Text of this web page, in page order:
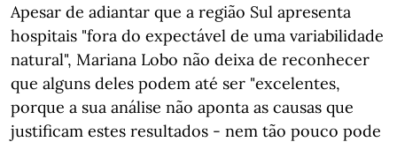
Apesar de adiantar que a região Sul apresenta
hospitais "fora do expectável de uma variabilidade
natural", Mariana Lobo não deixa de reconhecer
que alguns deles podem até ser "excelentes,
porque a sua análise não aponta as causas que
justificam estes resultados - nem tão pouco pode